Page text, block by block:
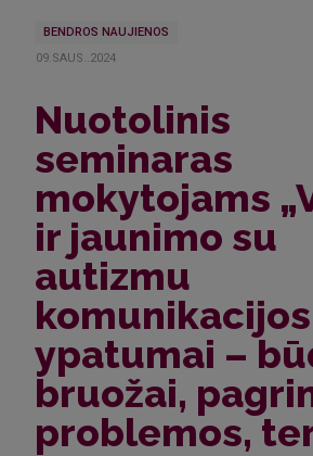
BENDROS NAUJIENOS
09.SAUS..2024
Nuotolinis
seminaras
mokytojams
ir jaunimo su
autizmu
komunikacijos
ypatumai –
bruožai,
problemos,